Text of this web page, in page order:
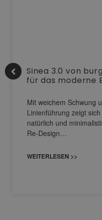
Sinea 3.0 von
für das moderne
Mit weichem Schwung
Linienführung zeigt
natürlich und
Re-Design…
WEITERLESEN >>